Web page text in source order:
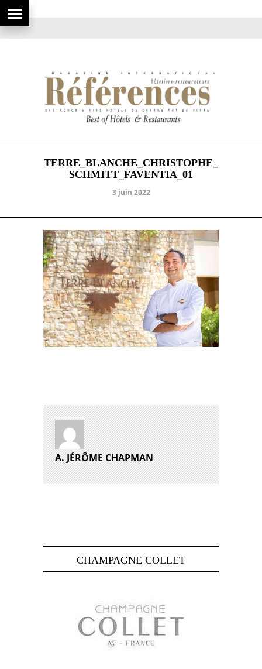
TERRE_BLANCHE_CHRISTOPHE_
SCHMITT_FAVENTIA_01
3 juin 2022
A. JÉRÔME CHAPMAN
CHAMPAGNE COLLET